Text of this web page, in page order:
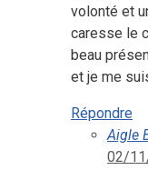
volonté et
caresse le
beau
et je me
Répondre
Aigle
02/